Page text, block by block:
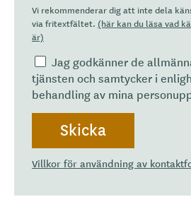
Vi rekommenderar dig att inte dela
via fritextfältet. (här kan du läsa vad
är)
Jag godkänner de
tjänsten och samtycker i
behandling av mina
Villkor för användning av